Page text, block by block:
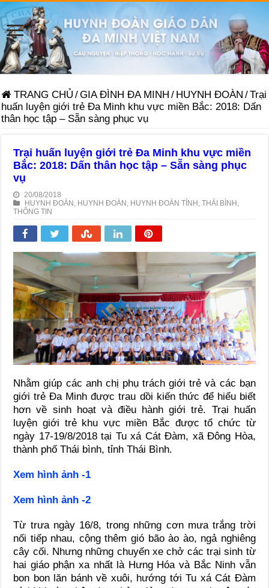
TRANG CHỦ /GIA ĐÌNH ĐA MINH / HUYNH ĐOÀN /Trại
huấn luyện giới trẻ Đa Minh khu vực miền Bắc: 2018: Dấn
thân học tập – Sẵn sàng phục vụ
Trại huấn luyện giới trẻ Đa Minh khu vực miền
Bắc: 2018: Dấn thân học tập – Sẵn sàng phục
vụ
20/08/2018
HUYNH ĐOÀN HUYNH ĐOÀN HUYNH ĐOÀN TỈNH ,THÁI BÌNH
THÔNG TIN
Nhằm giúp các anh chị phụ trách giới trẻ và các bạn
giới trẻ Đa Minh được trau dồi kiến thức để hiểu biết
hơn về sinh hoạt và điều hành giới trẻ. Trại huấn
luyện giới trẻ khu vực miền Bắc được tổ chức từ
ngày 17-19/8/2018 tại Tu xá Cát Đàm, xã Đông Hòa,
thành phố Thái bình, tỉnh Thái Bình.
Xem hình ảnh -1
Xem hình ảnh -2
Từ trưa ngày 16/8, trong những cơn mưa trắng trời
nối tiếp nhau, cộng thêm gió bão ào ào, ngả nghiêng
cây cối. Nhưng những chuyến xe chở các trại sinh từ
hai giáo phận xa nhất là Hưng Hóa và Bắc Ninh vẫn
bon bon lăn bánh về xuôi, hướng tới Tu xá Cát Đàm